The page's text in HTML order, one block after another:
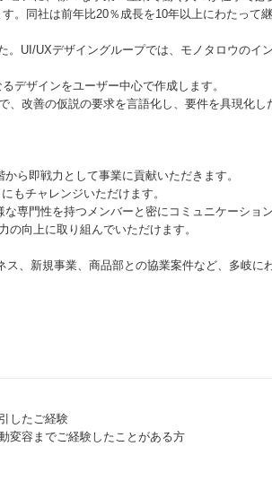
。同社は前年比20％成長を10年以上にわたって継
。UI/UXデザイングループでは、モノタロウのイ
デザインをユーザー中心で作成します。
、改善の仮説の要求を言語化し、要件を具現化し
ら即戦力として事業に貢献いただきます。
もチャレンジいただけます。
専門性を持つメンバーと密にコミュニケーショ
向上に取り組んでいただけます。
ス、新規事業、商品部との協業案件など、多岐に
したご経験
変容までご経験したことがある方